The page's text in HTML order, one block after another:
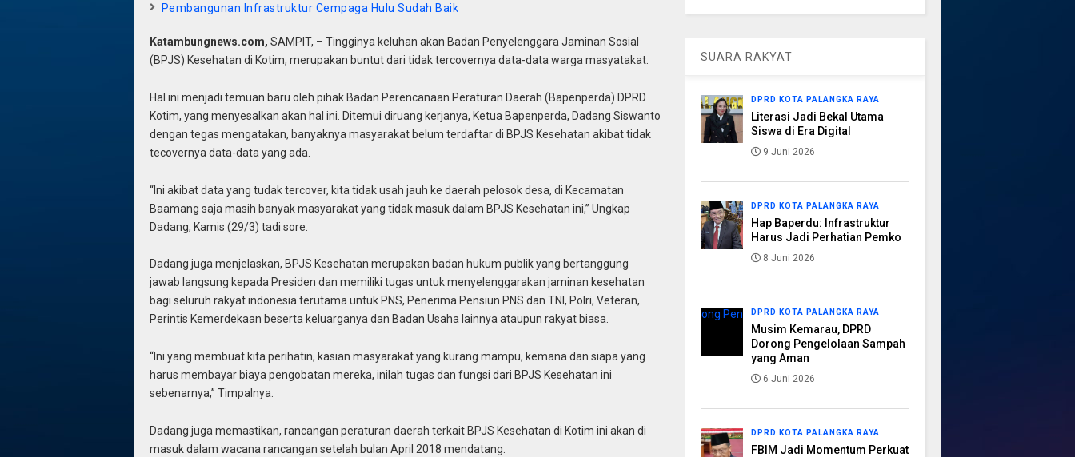
Pembangunan Infrastruktur Cempaga Hulu Sudah Baik
Katambungnews.com, SAMPIT, – Tingginya keluhan akan Badan Penyelenggara Jaminan Sosial
(BPJS) Kesehatan di Kotim, merupakan buntut dari tidak tercovernya data-data warga masyatakat.
Hal ini menjadi temuan baru oleh pihak Badan Perencanaan Peraturan Daerah (Bapenperda) DPRD
Kotim, yang menyesalkan akan hal ini. Ditemui diruang kerjanya, Ketua Bapenperda, Dadang Siswanto
dengan tegas mengatakan, banyaknya masyarakat belum terdaftar di BPJS Kesehatan akibat tidak
tecovernya data-data yang ada.
“Ini akibat data yang tudak tercover, kita tidak usah jauh ke daerah pelosok desa, di Kecamatan
Baamang saja masih banyak masyarakat yang tidak masuk dalam BPJS Kesehatan ini,” Ungkap
Dadang, Kamis (29/3) tadi sore.
Dadang juga menjelaskan, BPJS Kesehatan merupakan badan hukum publik yang bertanggung
jawab langsung kepada Presiden dan memiliki tugas untuk menyelenggarakan jaminan kesehatan
bagi seluruh rakyat indonesia terutama untuk PNS, Penerima Pensiun PNS dan TNI, Polri, Veteran,
Perintis Kemerdekaan beserta keluarganya dan Badan Usaha lainnya ataupun rakyat biasa.
“Ini yang membuat kita perihatin, kasian masyarakat yang kurang mampu, kemana dan siapa yang
harus membayar biaya pengobatan mereka, inilah tugas dan fungsi dari BPJS Kesehatan ini
sebenarnya,” Timpalnya.
Dadang juga memastikan, rancangan peraturan daerah terkait BPJS Kesehatan di Kotim ini akan di
masuk dalam wacana rancangan setelah bulan April 2018 mendatang.
SUARA RAKYAT
DPRD KOTA PALANGKA RAYA
Literasi Jadi Bekal Utama
Siswa di Era Digital
9 Juni 2026
DPRD KOTA PALANGKA RAYA
Hap Baperdu: Infrastruktur
Harus Jadi Perhatian Pemko
8 Juni 2026
DPRD KOTA PALANGKA RAYA
Musim Kemarau, DPRD
Dorong Pengelolaan Sampah
yang Aman
6 Juni 2026
DPRD KOTA PALANGKA RAYA
FBIM Jadi Momentum Perkuat